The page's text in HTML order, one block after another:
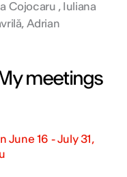
Cojocaru , Iuliana
Adrian
meetings
June 16 - July 31,